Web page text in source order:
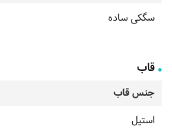
سگکی ساده
قاب
جنس قاب
استیل